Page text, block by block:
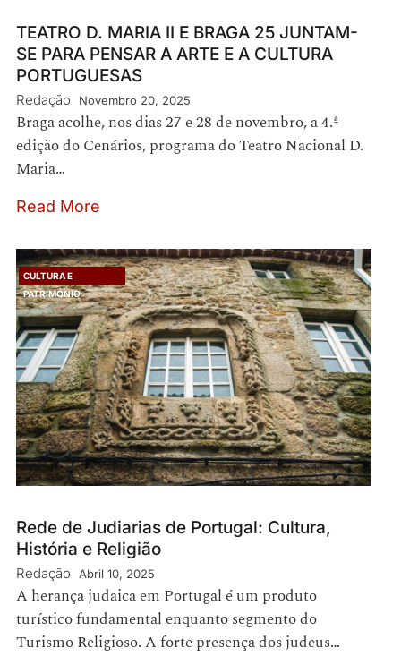
TEATRO D. MARIA II E BRAGA 25 JUNTAM-
SE PARA PENSAR A ARTE E A CULTURA
PORTUGUESAS
Redação Novembro 20, 2025
Braga acolhe, nos dias 27 e 28 de novembro, a 4.ª
edição do Cenários, programa do Teatro Nacional D.
Maria…
Read More
CULTURA E
PATRIMÓNIO
Rede de Judiarias de Portugal: Cultura,
História e Religião
Redação Abril 10, 2025
A herança judaica em Portugal é um produto
turístico fundamental enquanto segmento do
Turismo Religioso. A forte presença dos judeus…